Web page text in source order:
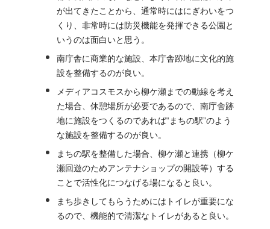
が出てきたことから、通常時にはにぎわいをつ
くり、非常時には防災機能を発揮できる公園と
いうのは面白いと思う。
南庁舎に商業的な施設、本庁舎跡地に文化的施
設を整備するのが良い。
メディアコスモスから柳ケ瀬までの動線を考え
た場合、休憩場所が必要であるので、南庁舎跡
地に施設をつくるのであれば“まちの駅”のよう
な施設を整備するのが良い。
まちの駅を整備した場合、柳ケ瀬と連携（柳ケ
瀬回遊のためアンテナショップの開設等）する
ことで活性化につなげる場になると良い。
まち歩きしてもらうためにはトイレが重要にな
るので、機能的で清潔なトイレがあると良い。